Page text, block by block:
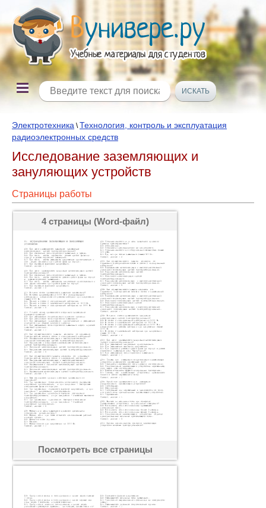
Электротехника \Технология, контроль и эксплуатация
радиоэлектронных средств
Исследование заземляющих и
зануляющих устройств
Страницы работы
4 страницы (Word-файл)
Посмотреть все страницы